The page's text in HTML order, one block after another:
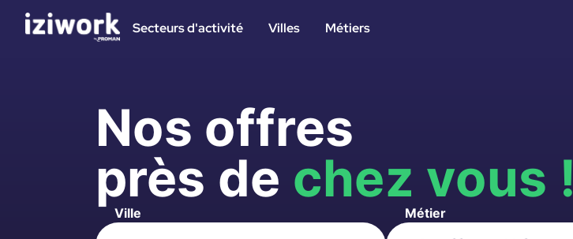
Secteurs d'activité Villes Métiers
Nos offres
près de chez vous !
Ville Métier